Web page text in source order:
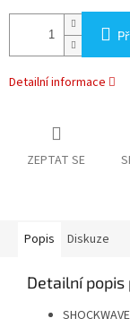
Detailní informace
ZEPTAT SE
Popis Diskuze
Detailní popis